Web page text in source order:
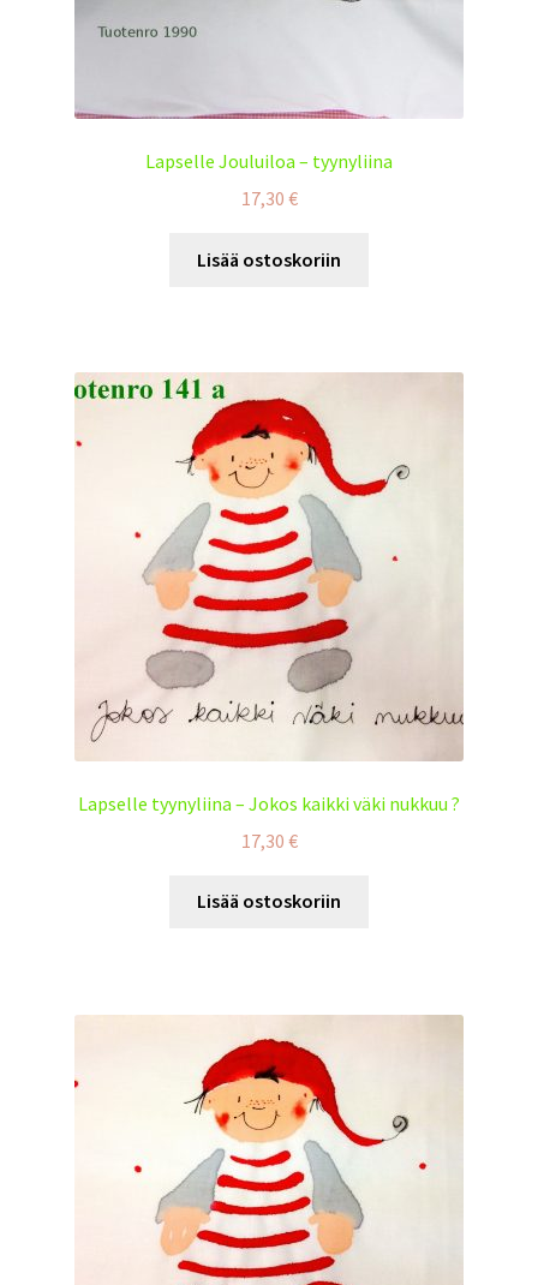
Lapselle Jouluiloa – tyynyliina
17,30 €
Lisää ostoskoriin
Lapselle tyynyliina – Jokos kaikki väki nukkuu ?
17,30 €
Lisää ostoskoriin